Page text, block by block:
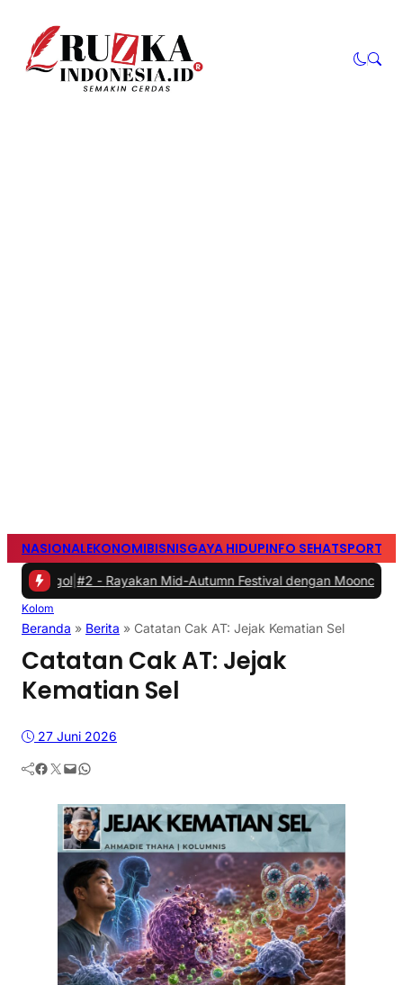
NASIONALEKONOMIBISNISGAYA HIDUPINFO SEHATSPORTS
#2 -Rayakan Mid-Autumn Festival dengan Mooncake Spesial
Kolom
Beranda » Berita » Catatan Cak AT: Jejak Kematian Sel
Catatan Cak AT: Jejak
Kematian Sel
27 Juni 2026
Facebook Twitter Mail WhatsApp